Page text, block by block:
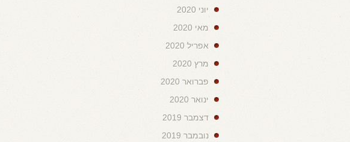
יוני 2020
מאי 2020
אפריל 2020
מרץ 2020
פברואר 2020
ינואר 2020
דצמבר 2019
נובמבר 2019